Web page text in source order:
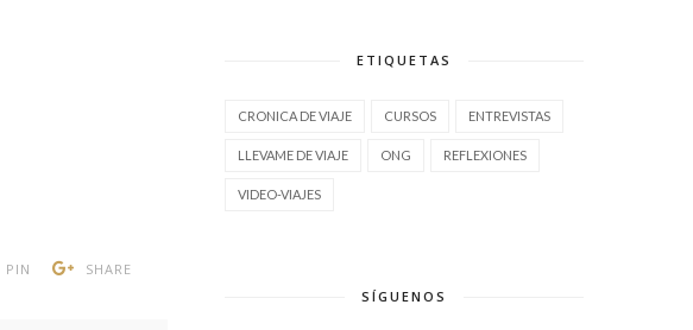
PIN SHARE
ETIQUETAS
CRONICA DE VIAJE CURSOS ENTREVISTAS
LLEVAME DE VIAJE ONG REFLEXIONES
VIDEO-VIAJES
SÍGUENOS